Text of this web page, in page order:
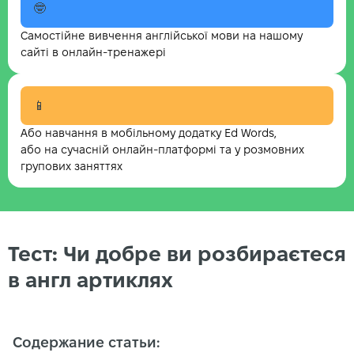
🤓
Самостійне вивчення англійської мови на нашому
сайті в онлайн-тренажері
📱
Або навчання в мобільному додатку Ed Words,
або на сучасній онлайн-платформі та у розмовних
групових заняттях
Тест: Чи добре ви розбираєтеся
в англ артиклях
Содержание статьи: